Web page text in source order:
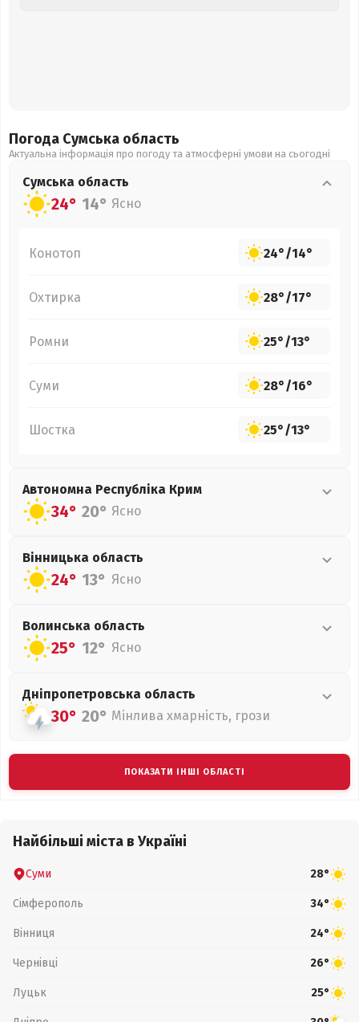
Погода Сумська область
Актуальна інформація про погоду та атмосферні умови на сьогодні
Сумська область
24° 14° Ясно
Конотоп 24°/14°
Охтирка 28°/17°
Ромни 25°/13°
Суми 28°/16°
Шостка 25°/13°
Автономна Республіка Крим
34° 20° Ясно
Вінницька область
24° 13° Ясно
Волинська область
25° 12° Ясно
Дніпропетровська область
30° 20° Мінлива хмарність, грози
ПОКАЗАТИ ІНШІ ОБЛАСТІ
Найбільші міста в Україні
Суми 28°
Сімферополь 34°
Вінниця 24°
Чернівці 26°
Луцьк 25°